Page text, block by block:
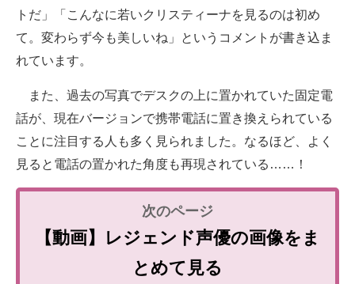
トだ」「こんなに若いクリスティーナを見るのは初め
て。変わらず今も美しいね」というコメントが書き込ま
れています。
また、過去の写真でデスクの上に置かれていた固定電
話が、現在バージョンで携帯電話に置き換えられている
ことに注目する人も多く見られました。なるほど、よく
見ると電話の置かれた角度も再現されている……！
【動画】レジェンド声優の画像をま
とめて見る